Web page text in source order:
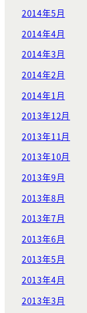
2014年5月
2014年4月
2014年3月
2014年2月
2014年1月
2013年12月
2013年11月
2013年10月
2013年9月
2013年8月
2013年7月
2013年6月
2013年5月
2013年4月
2013年3月